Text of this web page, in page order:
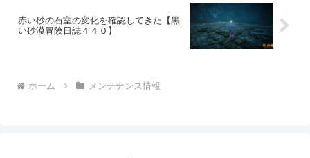
赤い砂の石室の変化を確認してきた【黒
い砂漠冒険日誌４４０】
ホーム メンテナンス情報